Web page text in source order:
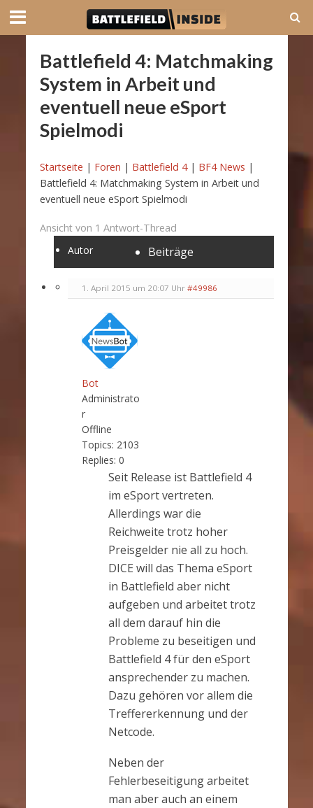
Battlefield 4: Matchmaking
System in Arbeit und
eventuell neue eSport
Spielmodi
Startseite | Foren | Battlefield 4 | BF4 News |
Battlefield 4: Matchmaking System in Arbeit und
eventuell neue eSport Spielmodi
Ansicht von 1 Antwort-Thread
Autor
Beiträge
1. April 2015 um 20:07 Uhr #49986
Bot
Administrato
r
Offline
Topics: 2103
Replies: 0
Seit Release ist Battlefield 4
im eSport vertreten.
Allerdings war die
Reichweite trotz hoher
Preisgelder nie all zu hoch.
DICE will das Thema eSport
in Battlefield aber nicht
aufgeben und arbeitet trotz
all dem darauf hin die
Probleme zu beseitigen und
Battlefield 4 für den eSport
ansprechender zu machen.
Dazu gehören vor allem die
Treffererkennung und der
Netcode.
Neben der
Fehlerbeseitigung arbeitet
man aber auch an einem